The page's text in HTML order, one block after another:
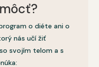
o diéte ani o
nás učí žiť
svojím telom a s